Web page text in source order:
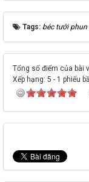
Tags: béc tưới
Tổng số điểm của bài
Xếp hạng: 5 - 1 phiếu